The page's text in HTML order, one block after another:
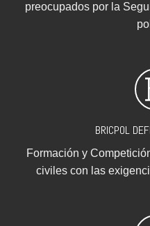
preocupados por la
BRICPOL
Formación y
civiles con las